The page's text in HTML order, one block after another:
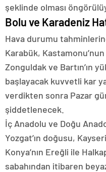
şeklinde olması
Bolu ve Karadeniz
Hava durumu
Karabük, Kastamonu’nun
Zonguldak ve Bartın’ın
başlayacak kuvvetli kar
verdikten sonra Pazar
şiddetlenecek.
İç Anadolu ve Doğu
Yozgat’ın doğusu,
Konya’nın Ereğli ile
sabahından itibaren